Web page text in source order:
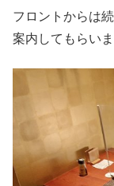
フロントからは
案内してもらいま